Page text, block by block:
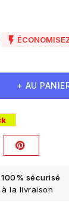

+ AU
sécurisé
à la livraison